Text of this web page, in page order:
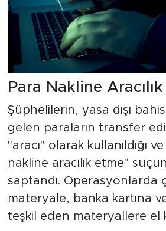
Para Nakline
Şüphelilerin, yasa dışı
gelen paraların transfer
"aracı" olarak kullanıldığı
nakline aracılık etme"
saptandı. Operasyonlarda
materyale, banka kartına
teşkil eden materyallere el